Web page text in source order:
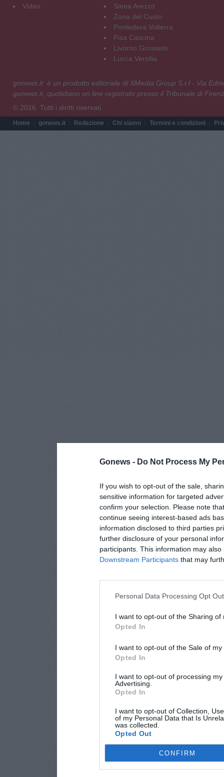
Gonews - Do Not Process My
If you wish to opt-out of the sale,
sensitive information for targeted
confirm your selection. Please note
continue seeing interest-based ads
information disclosed to third parties
further disclosure of your personal
participants. This information may
Downstream Participants that may
Personal Data Processing Opt
I want to opt-out of the Sharing of
Opted In
I want to opt-out of the Sale of
Opted In
I want to opt-out of processing
Advertising.
Opted In
I want to opt-out of Collection,
of my Personal Data that Is
was collected.
Opted Out
CONFIRM
Video
Siena Arezzo
Zona del Cuoio
Pontedera Volterra
Pisa Cascina
Livorno Grosseto
Lucca Versilia
gonews.it è un prodotto editoriale di XMedia Group S.r.l - Via
gonews.it, quotidiano on line registrato presso il Tribunale di
© 2016. Tutti i diritti riservati.
Home gonews.it Redazione Chi siamo Termini e condizioni